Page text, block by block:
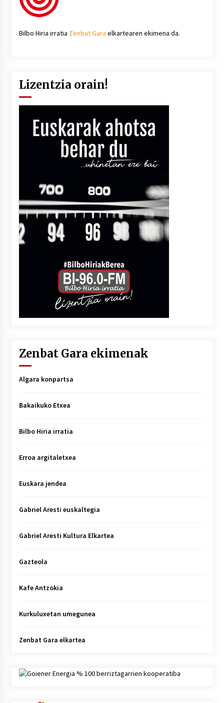
Bilbo Hiria irratia Zenbat Gara elkartearen ekimena da.
Lizentzia orain!
Zenbat Gara ekimenak
Algara konpartsa
Bakaikuko Etxea
Bilbo Hiria irratia
Erroa argitaletxea
Euskara jendea
Gabriel Aresti euskaltegia
Gabriel Aresti Kultura Elkartea
Gazteola
Kafe Antzokia
Kurkuluxetan umegunea
Zenbat Gara elkartea